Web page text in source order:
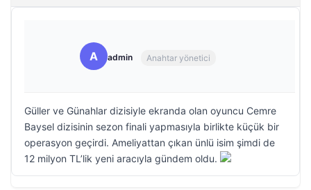
A admin Anahtar yönetici
Güller ve Günahlar dizisiyle ekranda olan oyuncu Cemre
Baysel dizisinin sezon finali yapmasıyla birlikte küçük bir
operasyon geçirdi. Ameliyattan çıkan ünlü isim şimdi de
12 milyon TL’lik yeni aracıyla gündem oldu.